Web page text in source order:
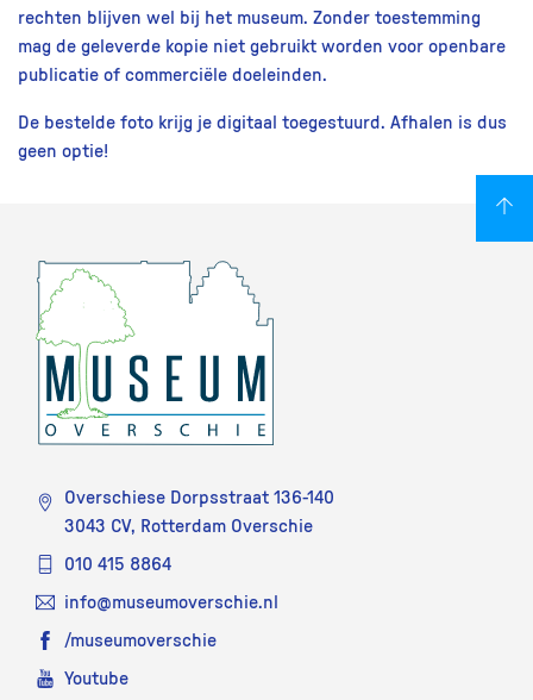
rechten blijven wel bij het museum. Zonder toestemming
mag de geleverde kopie niet gebruikt worden voor openbare
publicatie of commerciële doeleinden.
De bestelde foto krijg je digitaal toegestuurd. Afhalen is dus
geen optie!
Overschiese Dorpsstraat 136-140
3043 CV, Rotterdam Overschie
010 415 8864
info@museumoverschie.nl
/museumoverschie
Youtube